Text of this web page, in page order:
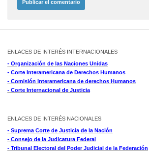
ENLACES DE INTERÉS INTERNACIONALES
- Organización de las Naciones Unidas
- Corte Interamericana de Derechos Humanos
- Comisión Interamericana de derechos Humanos
- Corte Internacional de Justicia
ENLACES DE INTERÉS NACIONALES
- Suprema Corte de Justicia de la Nación
- Consejo de la Judicatura Federal
- Tribunal Electoral del Poder Judicial de la Federación